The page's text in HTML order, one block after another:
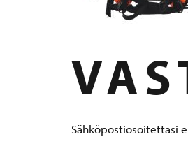
Sähköpostiosoitettasi